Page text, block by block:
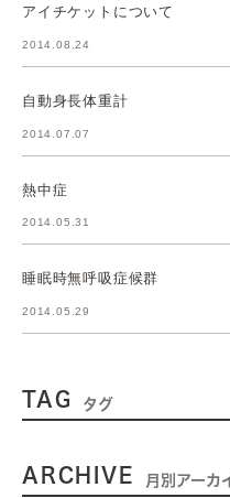
アイチケットについて
2014.08.24
自動身長体重計
2014.07.07
熱中症
2014.05.31
睡眠時無呼吸症候群
2014.05.29
TAG タグ
ARCHIVE 月別アーカ